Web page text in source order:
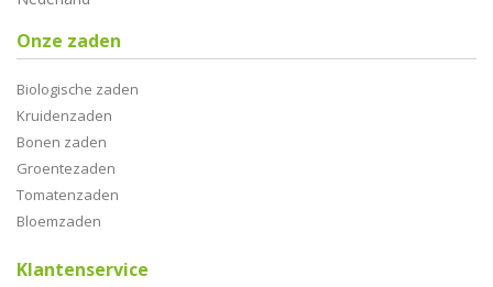
Onze zaden
Biologische zaden
Kruidenzaden
Bonen zaden
Groentezaden
Tomatenzaden
Bloemzaden
Klantenservice